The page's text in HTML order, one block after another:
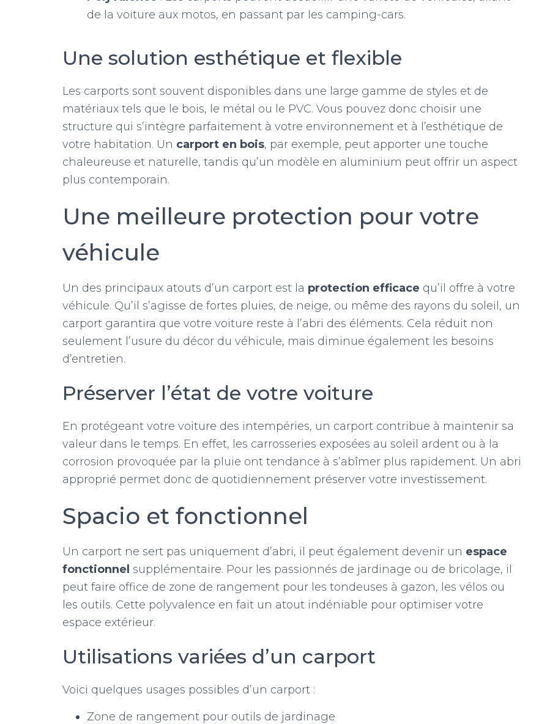
de la voiture aux motos, en passant par les camping-cars.
Une solution esthétique et flexible
Les carports sont souvent disponibles dans une large gamme de styles et de
matériaux tels que le bois, le métal ou le PVC. Vous pouvez donc choisir une
structure qui s’intègre parfaitement à votre environnement et à l’esthétique de
votre habitation. Un carport en bois, par exemple, peut apporter une touche
chaleureuse et naturelle, tandis qu’un modèle en aluminium peut offrir un aspect
plus contemporain.
Une meilleure protection pour votre
véhicule
Un des principaux atouts d’un carport est la protection efficace qu’il offre à votre
véhicule. Qu’il s’agisse de fortes pluies, de neige, ou même des rayons du soleil, un
carport garantira que votre voiture reste à l’abri des éléments. Cela réduit non
seulement l’usure du décor du véhicule, mais diminue également les besoins
d’entretien.
Préserver l’état de votre voiture
En protégeant votre voiture des intempéries, un carport contribue à maintenir sa
valeur dans le temps. En effet, les carrosseries exposées au soleil ardent ou à la
corrosion provoquée par la pluie ont tendance à s’abîmer plus rapidement. Un abri
approprié permet donc de quotidiennement préserver votre investissement.
Spacio et fonctionnel
Un carport ne sert pas uniquement d’abri, il peut également devenir un espace
fonctionnel supplémentaire. Pour les passionnés de jardinage ou de bricolage, il
peut faire office de zone de rangement pour les tondeuses à gazon, les vélos ou
les outils. Cette polyvalence en fait un atout indéniable pour optimiser votre
espace extérieur.
Utilisations variées d’un carport
Voici quelques usages possibles d’un carport :
Zone de rangement pour outils de jardinage